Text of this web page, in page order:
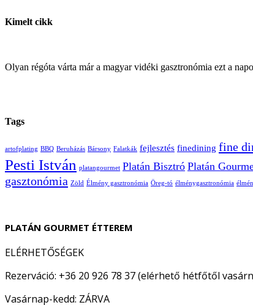
Kimelt cikk
Olyan régóta várta már a magyar vidéki gasztronómia ezt a
Tags
artofplating BBQ Beruházás Bársony Falatkák fejlesztés finedining fine
Pesti István platangourmet Platán Bisztró Platán
gasztonómia Zöld Élmény gasztronómia Öreg-tó élménygasztronómia
PLATÁN GOURMET ÉTTEREM
ELÉRHETŐSÉGEK
Rezerváció: +36 20 926 78 37 (elérhető hétfőtől
Vasárnap-kedd: ZÁRVA